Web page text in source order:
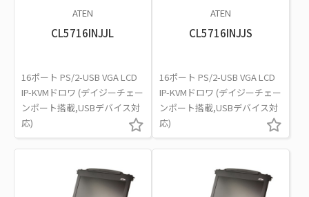
ATEN
CL5716INJJL
16ポート PS/2-USB VGA LCD
IP-KVMドロワ (デイジーチェー
ンポート搭載,USBデバイス対
応)
ATEN
CL5716INJJS
16ポート PS/2-USB VGA LCD
IP-KVMドロワ (デイジーチェー
ンポート搭載,USBデバイス対
応)